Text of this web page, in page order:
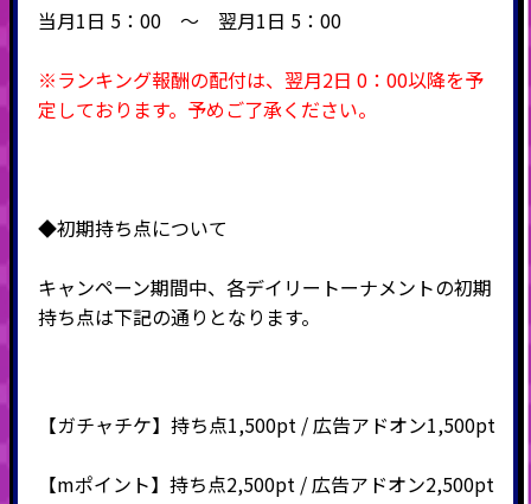
当月1日 5：00 ～ 翌月1日 5：00
※ランキング報酬の配付は、翌月2日 0：00以降を予
定しております。予めご了承ください。
◆初期持ち点について
キャンペーン期間中、各デイリートーナメントの初期
持ち点は下記の通りとなります。
【ガチャチケ】持ち点1,500pt / 広告アドオン1,500pt
【mポイント】持ち点2,500pt / 広告アドオン2,500pt